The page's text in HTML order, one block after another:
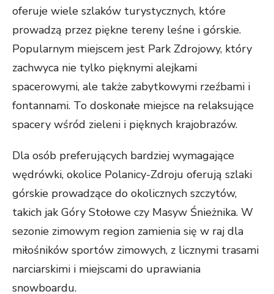
oferuje wiele szlaków turystycznych, które
prowadzą przez piękne tereny leśne i górskie.
Popularnym miejscem jest Park Zdrojowy, który
zachwyca nie tylko pięknymi alejkami
spacerowymi, ale także zabytkowymi rzeźbami i
fontannami. To doskonałe miejsce na relaksujące
spacery wśród zieleni i pięknych krajobrazów.
Dla osób preferujących bardziej wymagające
wędrówki, okolice Polanicy-Zdroju oferują szlaki
górskie prowadzące do okolicznych szczytów,
takich jak Góry Stołowe czy Masyw Śnieżnika. W
sezonie zimowym region zamienia się w raj dla
miłośników sportów zimowych, z licznymi trasami
narciarskimi i miejscami do uprawiania
snowboardu.